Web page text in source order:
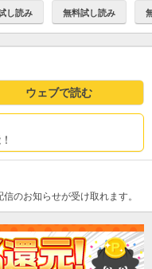
し読み 無料試し読み
ウェブで読む
のお知らせが受け取れます。